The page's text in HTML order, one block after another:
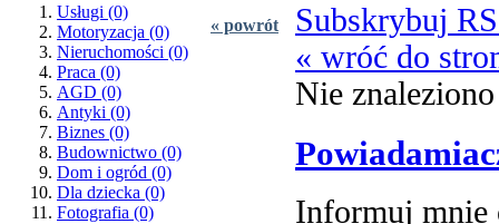
« powrót
Usługi (0)
Motoryzacja (0)
Nieruchomości (0)
Praca (0)
AGD (0)
Antyki (0)
Biznes (0)
Budownictwo (0)
Dom i ogród (0)
Dla dziecka (0)
Fotografia (0)
Subskrybuj
« wróć do
Nie znaleziono
Informuj mnie